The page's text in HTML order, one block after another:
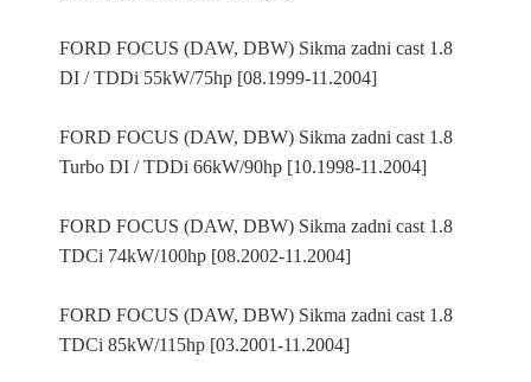
FORD FOCUS (DAW, DBW) Sikma zadni cast 1.8
DI / TDDi 55kW/75hp [08.1999-11.2004]
FORD FOCUS (DAW, DBW) Sikma zadni cast 1.8
Turbo DI / TDDi 66kW/90hp [10.1998-11.2004]
FORD FOCUS (DAW, DBW) Sikma zadni cast 1.8
TDCi 74kW/100hp [08.2002-11.2004]
FORD FOCUS (DAW, DBW) Sikma zadni cast 1.8
TDCi 85kW/115hp [03.2001-11.2004]